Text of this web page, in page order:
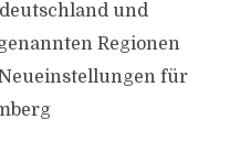
und
Regionen
für